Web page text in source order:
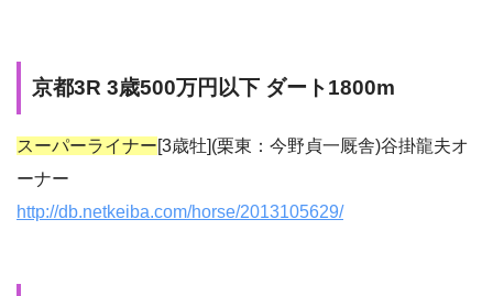
京都3R 3歳500万円以下 ダート1800m
スーパーライナー[3歳牡](栗東：今野貞一厩舎)谷掛龍夫オ
ーナー
http://db.netkeiba.com/horse/2013105629/